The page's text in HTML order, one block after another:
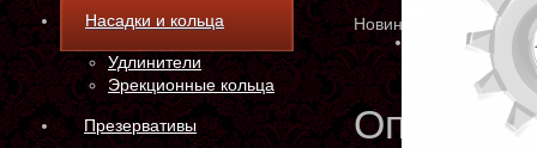
Насадки и кольца
Удлинители
Эрекционные кольца
Презервативы
Новинка